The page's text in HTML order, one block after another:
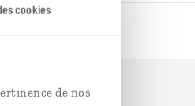
cookies
de nos